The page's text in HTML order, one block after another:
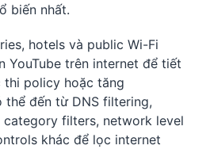
biến nhất.
hotels và public Wi-Fi
YouTube trên internet để tiết
policy hoặc tăng
đến từ DNS filtering,
filters, network level
khác để lọc internet